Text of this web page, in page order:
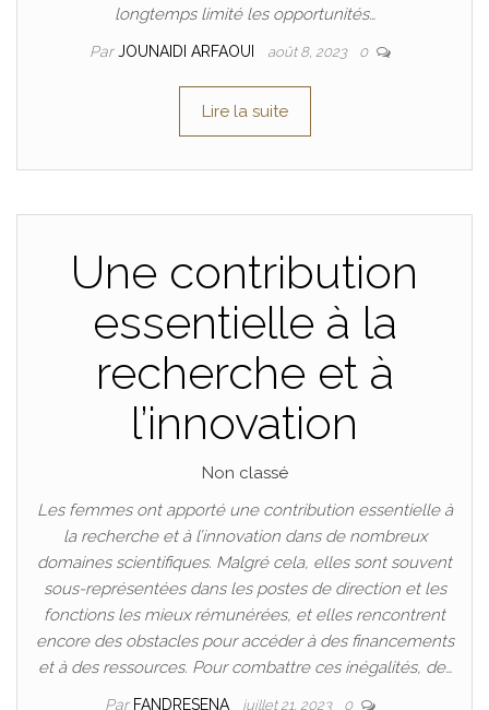
longtemps limité les opportunités…
ParJOUNAIDI ARFAOUI août 8, 2023 0
Lire la suite
Une contribution
essentielle à la
recherche et à
l’innovation
Non classé
Les femmes ont apporté une contribution essentielle à
la recherche et à l’innovation dans de nombreux
domaines scientifiques. Malgré cela, elles sont souvent
sous-représentées dans les postes de direction et les
fonctions les mieux rémunérées, et elles rencontrent
encore des obstacles pour accéder à des financements
et à des ressources. Pour combattre ces inégalités, de…
Par FANDRESENA juillet 21, 2023 0